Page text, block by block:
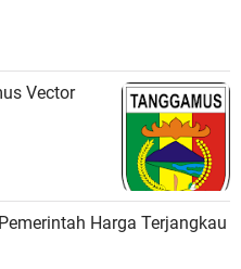
Vector
Harga Terjangkau